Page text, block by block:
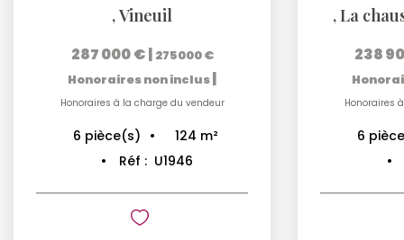
,Vineuil
287 000 €| 275 000 €
Honoraires non inclus|
Honoraires à la charge du vendeur
6 pièce(s) 124 m²
Réf : U1946
,La
238
Honoraires
6